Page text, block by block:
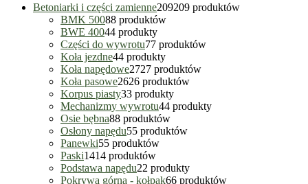
Betoniarki i części zamienne209209 produktów
BMK 50088 produktów
BWE 40044 produkty
Części do wywrotu77 produktów
Koła jezdne44 produkty
Koła napędowe2727 produktów
Koła pasowe2626 produktów
Korpus piasty33 produkty
Mechanizmy wywrotu44 produkty
Osie bębna88 produktów
Osłony napędu55 produktów
Panewki55 produktów
Paski1414 produktów
Podstawa napędu22 produkty
Pokrywa górna - kołpak66 produktów